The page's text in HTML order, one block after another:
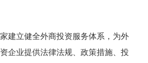
建立健全外商投资服务体系，为外
企业提供法律法规、政策措施、投